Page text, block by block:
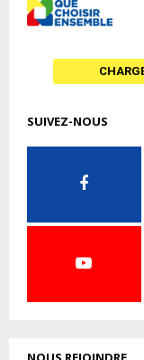
SUIVEZ-NOUS